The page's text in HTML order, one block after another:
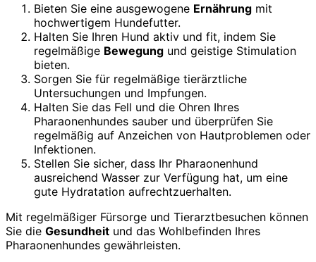
Bieten Sie eine ausgewogene Ernährung mit
hochwertigem Hundefutter.
Halten Sie Ihren Hund aktiv und fit, indem Sie
regelmäßige Bewegung und geistige Stimulation
bieten.
Sorgen Sie für regelmäßige tierärztliche
Untersuchungen und Impfungen.
Halten Sie das Fell und die Ohren Ihres
Pharaonenhundes sauber und überprüfen Sie
regelmäßig auf Anzeichen von Hautproblemen oder
Infektionen.
Stellen Sie sicher, dass Ihr Pharaonenhund
ausreichend Wasser zur Verfügung hat, um eine
gute Hydratation aufrechtzuerhalten.
Mit regelmäßiger Fürsorge und Tierarztbesuchen können
Sie die Gesundheit und das Wohlbefinden Ihres
Pharaonenhundes gewährleisten.